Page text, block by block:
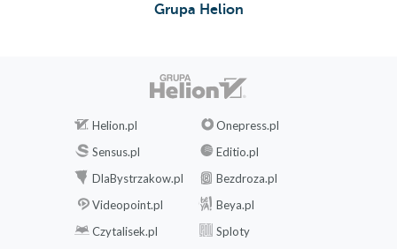
Grupa Helion
Helion.pl
Onepress.pl
Sensus.pl
Editio.pl
DlaBystrzakow.pl
Bezdroza.pl
Videopoint.pl
Beya.pl
Czytalisek.pl
Sploty